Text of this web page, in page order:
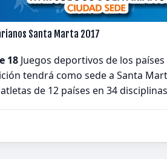
Santa Marta 2017
18 Juegos deportivos de los
tendrá como sede a Santa
de 12 países en 34